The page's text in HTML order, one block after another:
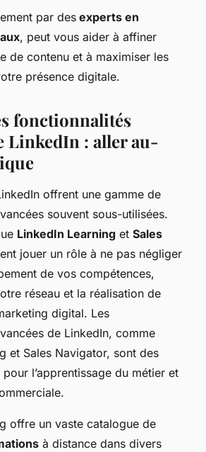
par des experts en
, peut vous aider à affiner
de contenu et à maximiser les
présence digitale.
fonctionnalités
LinkedIn : aller au-
offrent une gamme de
souvent sous-utilisées.
LinkedIn Learning et Sales
jouer un rôle à ne pas négliger
de vos compétences,
réseau et la réalisation de
digital. Les
de LinkedIn, comme
et Sales Navigator, sont des
l’apprentissage du métier et
offre un vaste catalogue de
à distance dans divers